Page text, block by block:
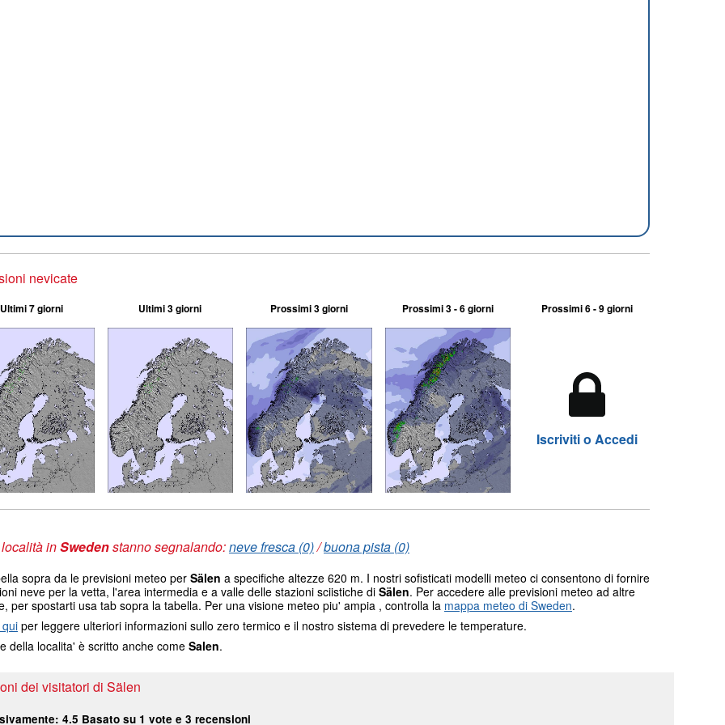
nevicate
Ultimi 7 giorni Ultimi 3 giorni Prossimi 3 giorni Prossimi 3 - 6 giorni Prossimi 6 - 9 giorni
Iscriviti o Accedi
inSwedenstanno segnalando:neve fresca (0)/buona pista (0)
sopra da le previsioni meteo per Sälen a specifiche altezze 620 m. I nostri sofisticati modelli meteo ci consentono di fornire
neve per la vetta, l'area intermedia e a valle delle stazioni sciistiche di Sälen. Per accedere alle previsioni meteo ad altre
per spostarti usa tab sopra la tabella. Per una visione meteo piu' ampia , controlla la mappa meteo di Sweden.
per leggere ulteriori informazioni sullo zero termico e il nostro sistema di prevedere le temperature.
della localita' è scritto anche comeSalen.
dei visitatori di Sälen
4.5 Basato su 1 vote e 3 recensioni